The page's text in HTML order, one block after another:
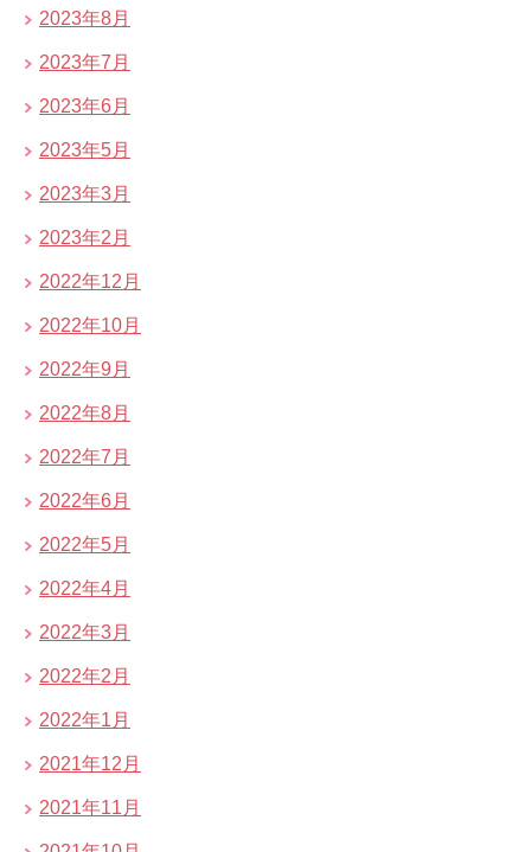
2023年8月
2023年7月
2023年6月
2023年5月
2023年3月
2023年2月
2022年12月
2022年10月
2022年9月
2022年8月
2022年7月
2022年6月
2022年5月
2022年4月
2022年3月
2022年2月
2022年1月
2021年12月
2021年11月